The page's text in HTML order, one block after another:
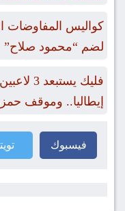
كواليس المفاوضات
لضم “محمود صلاح”
فليك
إيطاليا.. وموقف
فيسبوك